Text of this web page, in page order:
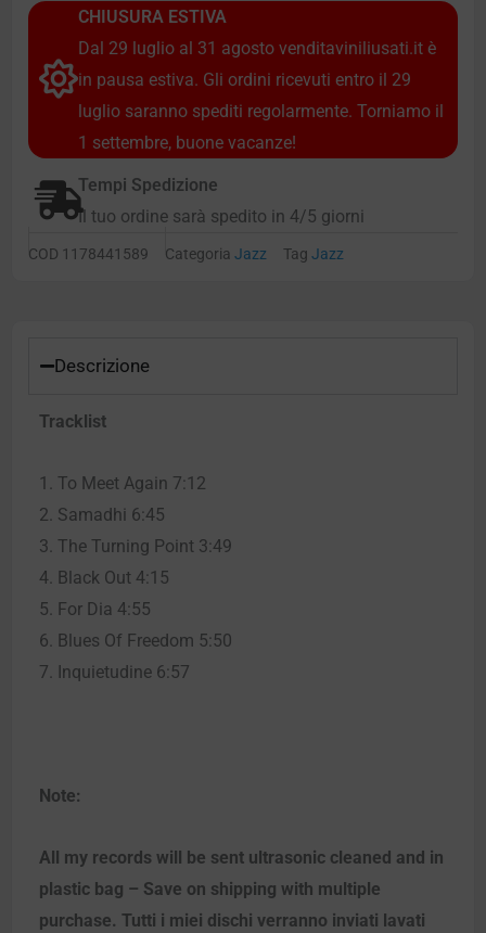
CHIUSURA ESTIVA
Dal 29 luglio al 31 agosto venditaviniliusati.it è
in pausa estiva. Gli ordini ricevuti entro il 29
luglio saranno spediti regolarmente. Torniamo il
1 settembre, buone vacanze!
Tempi Spedizione
Il tuo ordine sarà spedito in 4/5 giorni
COD 1178441589 Categoria Jazz Tag Jazz
Descrizione
Tracklist
1. To Meet Again 7:12
2. Samadhi 6:45
3. The Turning Point 3:49
4. Black Out 4:15
5. For Dia 4:55
6. Blues Of Freedom 5:50
7. Inquietudine 6:57
Note:
All my records will be sent ultrasonic cleaned and in
plastic bag – Save on shipping with multiple
purchase. Tutti i miei dischi verranno inviati lavati